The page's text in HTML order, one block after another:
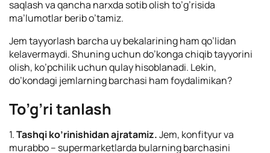
saqlash va qancha narxda sotib olish to’g’risida
ma’lumotlar berib o’tamiz.
Jem tayyorlash barcha uy bekalarining ham qo’lidan
kelavermaydi. Shuning uchun do’konga chiqib tayyorini
olish, ko’pchilik uchun qulay hisoblanadi. Lekin,
do’kondagi jemlarning barchasi ham foydalimikan?
To’g’ri tanlash
1.Tashqi ko’rinishidan ajratamiz.Jem, konfityur va
murabbo – supermarketlarda bularning barchasini